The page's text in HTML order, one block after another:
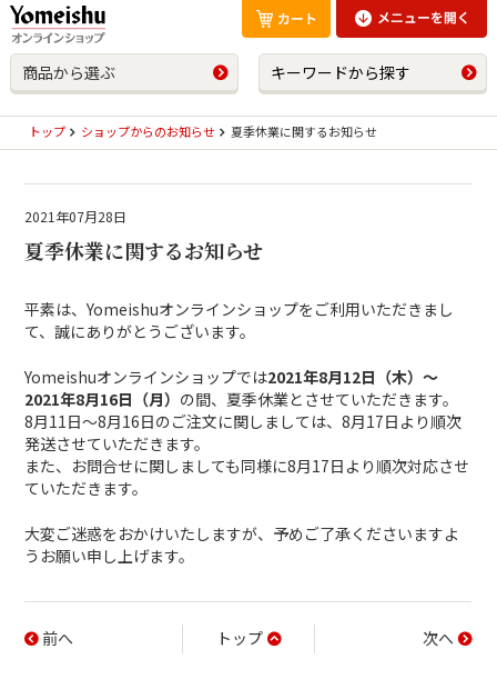
商品から選ぶ キーワードから探す
トップ ショップからのお知らせ 夏季休業に関するお知らせ
2021年07月28日
夏季休業に関するお知らせ
平素は、Yomeishuオンラインショップをご利用いただきまし
て、誠にありがとうございます。
Yomeishuオンラインショップでは2021年8月12日（木）〜
2021年8月16日（月） の間、 夏季休業とさせていただきます。
8月11日〜8月16日のご注文に関しましては、8月17日より順次
発送させていただきます。
また、お問合せに関しましても同様に8月17日より順次対応させ
ていただきます。
大変ご迷惑をおかけいたしますが、予めご了承くださいますよ
うお願い申し上げます。
前へ トップ 次へ